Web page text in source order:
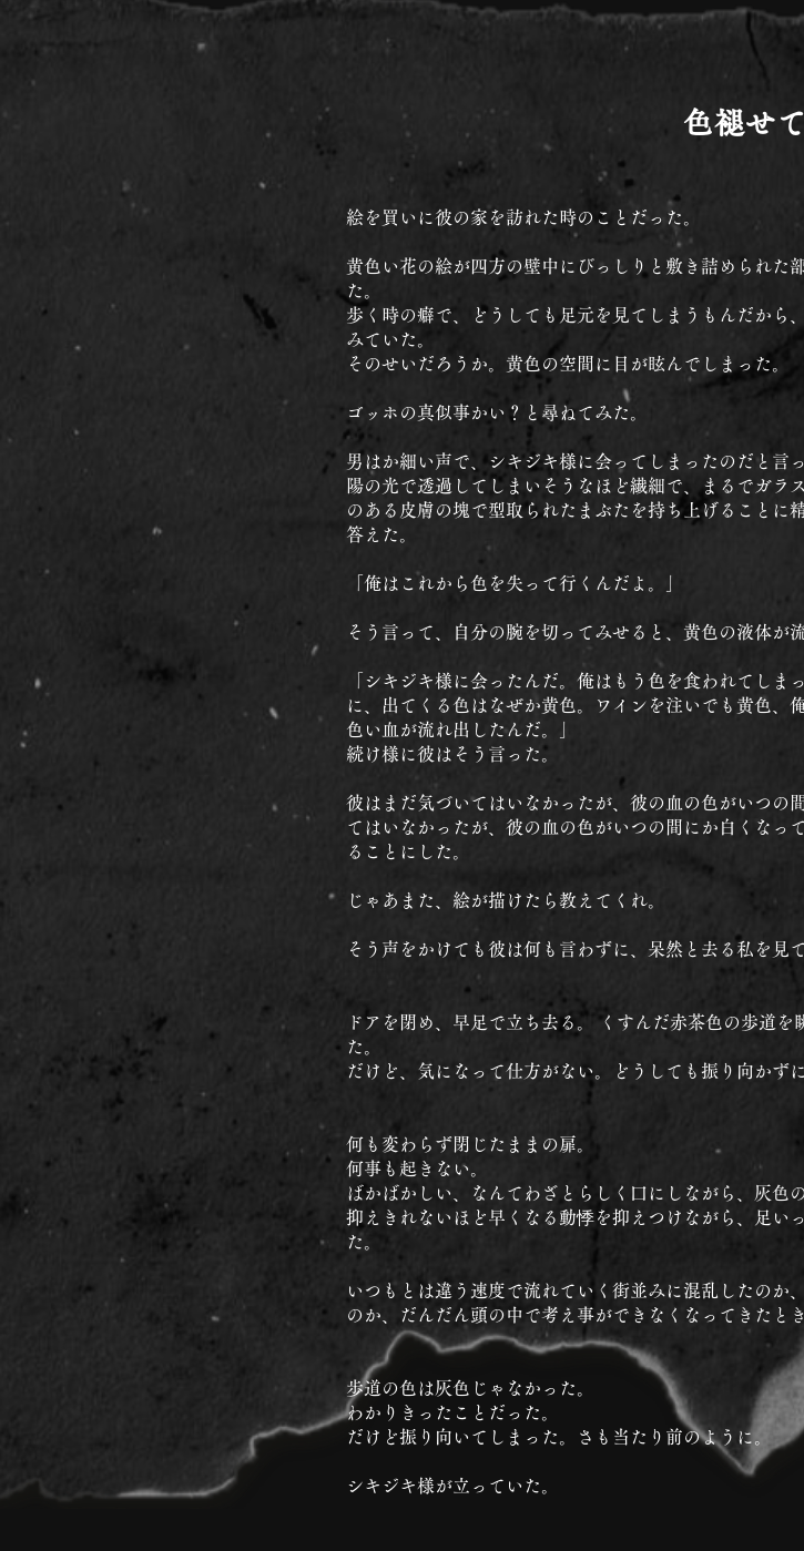
色褪せて
絵を買いに彼の家を訪れた時のことだった。
黄色い花の絵が四方の壁中にびっしりと敷き詰められた
た。
歩く時の癖で、どうしても足元を見てしまうもんだから
みていた。
そのせいだろうか。黄色の空間に目が眩んでしまった。
ゴッホの真似事かい？と尋ねてみた。
男はか細い声で、シキジキ様に会ってしまったのだと言っ
陽の光で透過してしまいそうなほど繊細で、まるでガラ
のある皮膚の塊で型取られたまぶたを持ち上げることに
答えた。
「俺はこれから色を失って行くんだよ。」
そう言って、自分の腕を切ってみせると、黄色の液体が
「シキジキ様に会ったんだ。俺はもう色を食われてし
に、出てくる色はなぜか黄色。ワインを注いでも黄色、
色い血が流れ出したんだ。」
続け様に彼はそう言った。
彼はまだ気づいてはいなかったが、彼の血の色がいつの
てはいなかったが、彼の血の色がいつの間にか白くなっ
ることにした。
じゃあまた、絵が描けたら教えてくれ。
そう声をかけても彼は何も言わずに、呆然と去る私を見て
ドアを閉め、早足で立ち去る。 くすんだ赤茶色の歩道
た。
だけど、気になって仕方がない。どうしても振り向かず
何も変わらず閉じたままの扉。
何事も起きない。
ばかばかしい、なんてわざとらしく口にしながら、灰色
抑えきれないほど早くなる動悸を抑えつけながら、足い
た。
いつもとは違う速度で流れていく街並みに混乱したのか
のか、だんだん頭の中で考え事ができなくなってきたと
歩道の色は灰色じゃなかった。
わかりきったことだった。
だけど振り向いてしまった。さも当たり前のように。
シキジキ様が立っていた。